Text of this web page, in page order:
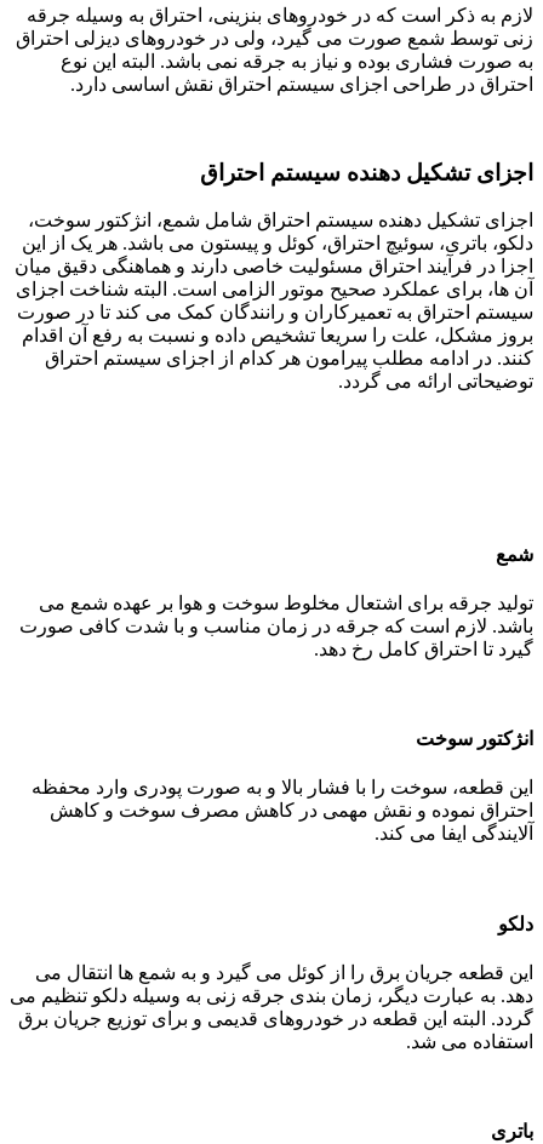
لازم به ذکر است که در خودروهای بنزینی، احتراق به وسیله جرقه
زنی توسط شمع صورت می گیرد، ولی در خودروهای دیزلی احتراق
به صورت فشاری بوده و نیاز به جرقه نمی باشد. البته این نوع
احتراق در طراحی اجزای سیستم احتراق نقش اساسی دارد.
اجزای تشکیل دهنده سیستم احتراق
اجزای تشکیل دهنده سیستم احتراق شامل شمع، انژکتور سوخت،
دلکو، باتری، سوئیچ احتراق، کوئل و پیستون می باشد. هر یک از این
اجزا در فرآیند احتراق مسئولیت خاصی دارند و هماهنگی دقیق میان
آن ها، برای عملکرد صحیح موتور الزامی است. البته شناخت اجزای
سیستم احتراق به تعمیرکاران و رانندگان کمک می کند تا در صورت
بروز مشکل، علت را سریعا تشخیص داده و نسبت به رفع آن اقدام
کنند. در ادامه مطلب پیرامون هر کدام از اجزای سیستم احتراق
توضیحاتی ارائه می گردد.
شمع
تولید جرقه برای اشتعال مخلوط سوخت و هوا بر عهده شمع می
باشد. لازم است که جرقه در زمان مناسب و با شدت کافی صورت
گیرد تا احتراق کامل رخ دهد.
انژکتور سوخت
این قطعه، سوخت را با فشار بالا و به صورت پودری وارد محفظه
احتراق نموده و نقش مهمی در کاهش مصرف سوخت و کاهش
آلایندگی ایفا می کند.
دلکو
این قطعه جریان برق را از کوئل می گیرد و به شمع ها انتقال می
دهد. به عبارت دیگر، زمان بندی جرقه زنی به وسیله دلکو تنظیم می
گردد. البته این قطعه در خودروهای قدیمی و برای توزیع جریان برق
استفاده می شد.
باتری